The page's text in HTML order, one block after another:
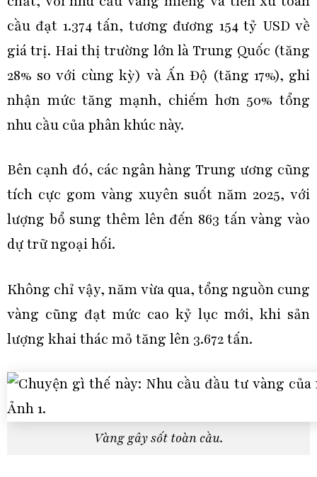
cầu đạt 1.374 tấn, tương đương 154 tỷ USD về
giá trị. Hai thị trường lớn là Trung Quốc (tăng
28% so với cùng kỳ) và Ấn Độ (tăng 17%), ghi
nhận mức tăng mạnh, chiếm hơn 50% tổng
nhu cầu của phân khúc này.
Bên cạnh đó, các ngân hàng Trung ương cũng
tích cực gom vàng xuyên suốt năm 2025, với
lượng bổ sung thêm lên đến 863 tấn vàng vào
dự trữ ngoại hối.
Không chỉ vậy, năm vừa qua, tổng nguồn cung
vàng cũng đạt mức cao kỷ lục mới, khi sản
lượng khai thác mỏ tăng lên 3.672 tấn.
Vàng gây sốt toàn cầu.